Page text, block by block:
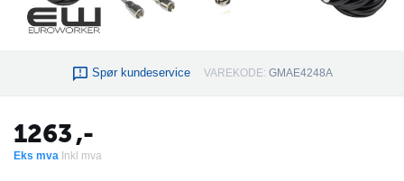
Spør kundeservice VAREKODE: GMAE4248A
1263,-
Eks mva Inkl mva